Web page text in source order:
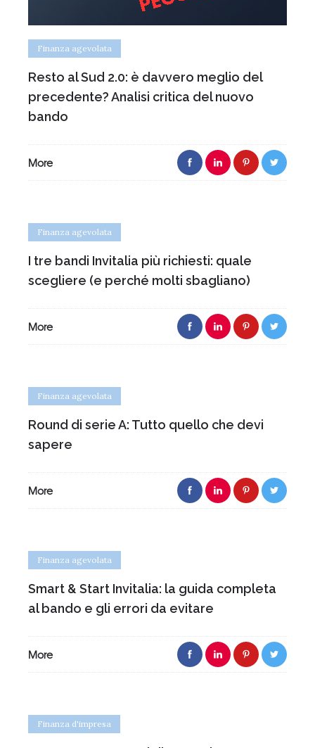
Finanza agevolata
Resto al Sud 2.0: è davvero meglio del
precedente? Analisi critica del nuovo
bando
More
Finanza agevolata
I tre bandi Invitalia più richiesti: quale
scegliere (e perché molti sbagliano)
More
Finanza agevolata
Round di serie A: Tutto quello che devi
sapere
More
Finanza agevolata
Smart & Start Invitalia: la guida completa
al bando e gli errori da evitare
More
Finanza d'impresa